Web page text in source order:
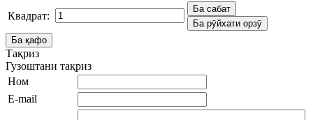
Квадрат:
Тақриз
Гузоштани тақриз
Ном
E-mail